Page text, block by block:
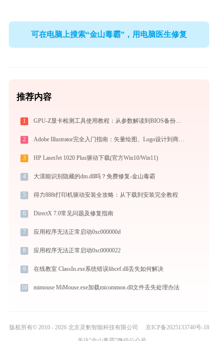
可在电脑上搜索“金山毒霸”，用电脑医生修复
推荐内容
1 GPU-Z显卡检测工具使用教程：从参数解读到BIOS备份，一站式掌握显卡信息
2 Adobe Illustrator完全入门指南：矢量绘图、Logo设计到商业插画的必备工具详解
3 HP LaserJet 1020 Plus驱动下载(官方Win10/Win11)
4 大漠能识别隐藏的dm.dll吗？免费修复-金山毒霸
5 得力888t打印机驱动安装全攻略：从下载到安装完全教程
6 DirectX 7.0常见问题及修复指南
7 应用程序无法正常启动0xc000000d
8 应用程序无法正常启动0xc0000022
9 在线教室 ClassIn.exe系统错误libcef.dll丢失如何解决
10 mimouse MiMouse.exe加载micommon.dll文件丢失处理办法
版权所有© 2010 - 2026 北京灵豹智能科技有限公司
京ICP备2025133740号-18